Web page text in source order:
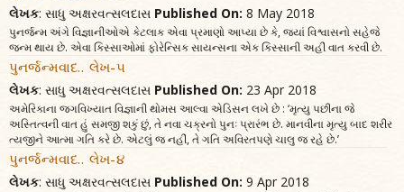
લેખક: સાધુ અક્ષરવત્સલદાસ Published On: 8 May 2018
પુનર્જન્મ અંગે વિજ્ઞાનીઓએ કેટલાક એવા પ્રમાણો આપ્યા છે કે, જ્યાં વિશ્વાસનો સહેજે
જન્મ થાય છે. એવા કિસ્સાઓમાં ફોરેન્સિક સાયન્સના એક કિસ્સાની અહીં વાત કરવી છે.
પુનર્જન્મવાદ.. લેખ-૫
લેખક: સાધુ અક્ષરવત્સલદાસ Published On: 23 Apr 2018
અમેરિકાના જગવિખ્યાત વિજ્ઞાની થોમસ આલ્વા એડિસન લખે છે : ‘મૃત્યુ પછીના જે
અસ્તિત્વની વાત હું સમજી શકું છું, તે નવા ચક્રનો પુનઃ પ્રારંભ છે. માનવીના મૃત્યુ બાદ શરીર
ત્યજીને આત્મા ગતિ કરે છે. એટલું જ નહીં, તે ગતિ અવિરતપણે ચાલુ જ રહે છે.’
પુનર્જન્મવાદ.. લેખ-૪
લેખક: સાધુ અક્ષરવત્સલદાસ Published On: 9 Apr 2018